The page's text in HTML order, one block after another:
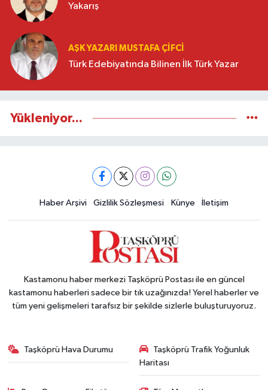
Yakarış
AŞK YAZARI MUSTAFA ÇIFCI
Türk Edebiyatında Bilinen İlk Türk Yazar
Yükleniyor...
Haber Arşivi Gizlilik Sözleşmesi Künye İletişim
Kastamonu haber merkezi Taşköprü Postası ile en güncel
kastamonu haberleri sadece bir tık uzağınızda! Yerel haberler ve
tüm yeni gelişmeleri tarafsız bir şekilde sizlerle buluşturuyoruz.
Taşköprü Hava Durumu
Taşköprü Trafik Yoğunluk
Haritası